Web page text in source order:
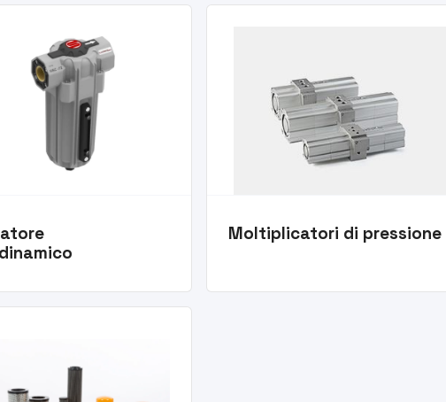
Moltiplicatori di pressione